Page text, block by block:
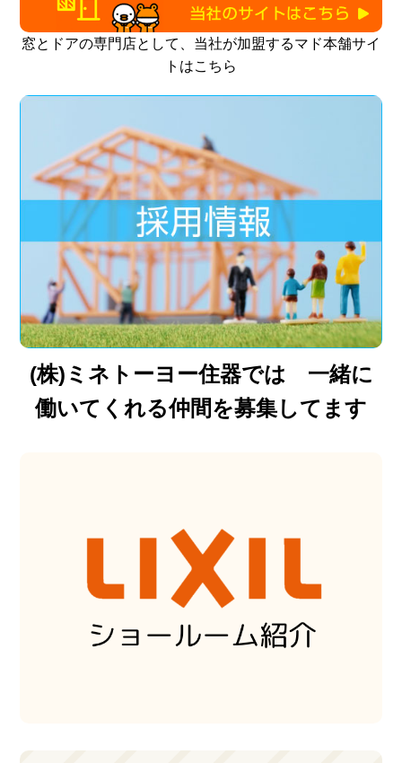
窓とドアの専門店として、当社が加盟するマド本舗サイ
トはこちら
(株)ミネトーヨー住器では 一緒に
働いてくれる仲間を募集してます